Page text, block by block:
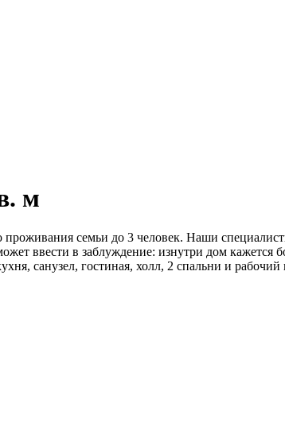
м
семьи до 3 человек. Наши
ввести в заблуждение: изнутри дом
санузел, гостиная, холл, 2 спальни и рабочий